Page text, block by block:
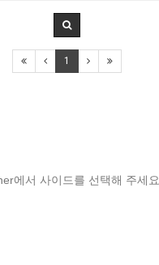
1
에서 사이드를 선택해 주세요.